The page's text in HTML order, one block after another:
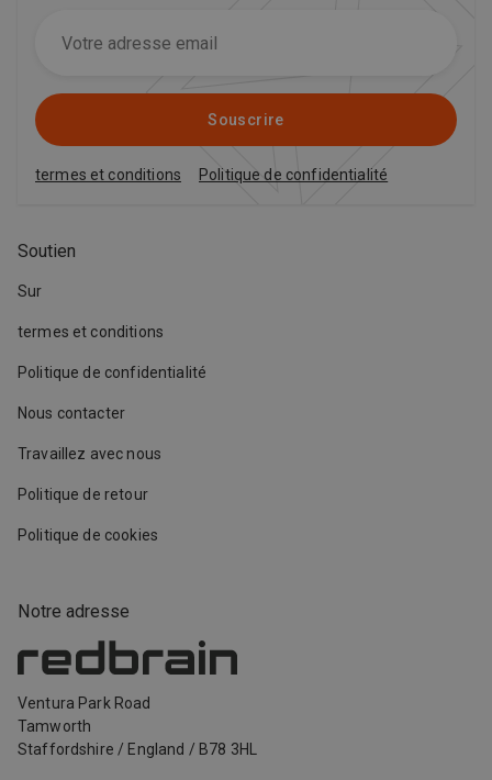
Notre adresse
Ventura Park Road
Tamworth
Staffordshire / England / B78 3HL
Soutien
Sur
termes et conditions
Politique de confidentialité
Nous contacter
Travaillez avec nous
Politique de retour
Politique de cookies
Souscrire
termes et conditions Politique de confidentialité